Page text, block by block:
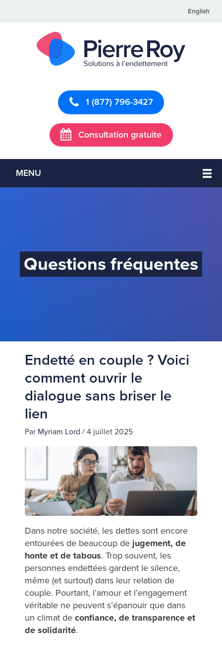
English
1 (877) 796-3427
Consultation gratuite
MENU
Questions fréquentes
Endetté en couple ? Voici
comment ouvrir le
dialogue sans briser le
lien
Par Myriam Lord / 4 juillet 2025
Dans notre société, les dettes sont encore
entourées de beaucoup de jugement, de
honte et de tabous. Trop souvent, les
personnes endettées gardent le silence,
même (et surtout) dans leur relation de
couple. Pourtant, l’amour et l’engagement
véritable ne peuvent s’épanouir que dans
un climat de confiance, de transparence et
de solidarité.